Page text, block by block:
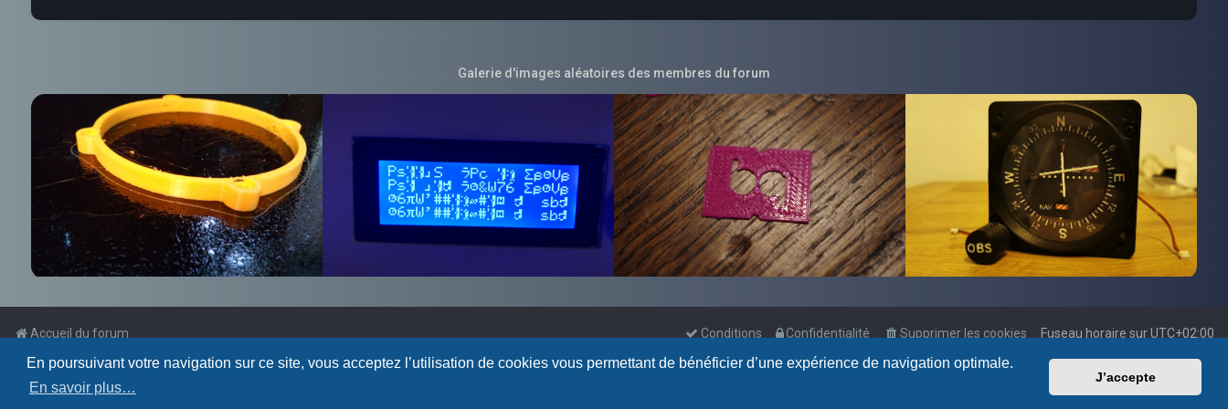
En poursuivant votre navigation sur ce site, vous acceptez l’utilisation de cookies vous permettant de bénéficier d’une expérience de navigation optimale.
En savoir plus…
J’accepte
Galerie d'images aléatoires des membres du forum
Accueil du forum Fuseau horaire surUTC+02:00
Supprimer les cookies
Confidentialité
Conditions
Powered by phpBB
Traduction française officielle